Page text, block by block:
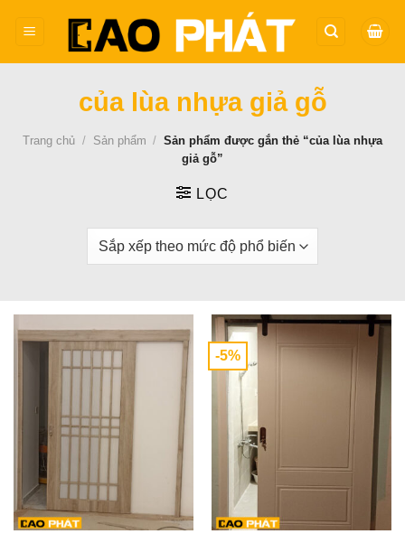
của lùa nhựa giả gỗ
Trang chủ / Sản phẩm / Sản phẩm được gắn thẻ “của lùa nhựa
giả gỗ”
LỌC
-5%